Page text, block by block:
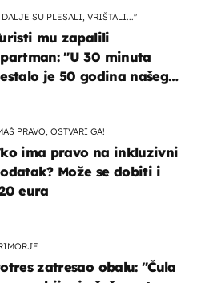
SU PLESALI, VRIŠTALI..."
mu zapalili
"U 30 minuta
je 50 godina našeg
PRAVO, OSTVARI GA!
ima pravo na inkluzivni
Može se dobiti i
eura
zatresao obalu: "Čula